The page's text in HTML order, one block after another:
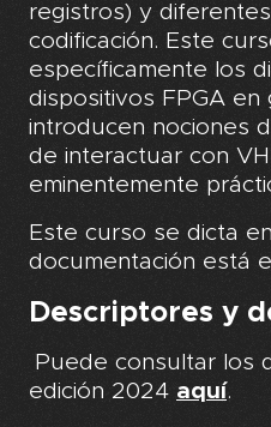
registros) y
codificación. Este
específicamente los
dispositivos FPGA en
introducen nociones
de interactuar con
eminentemente
Este curso se dicta
documentación está
Descriptores y
Puede consultar los
edición 2024 aquí.